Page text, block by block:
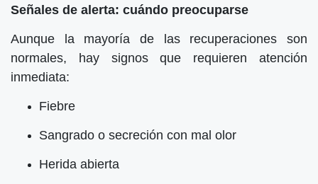
Señales de alerta: cuándo preocuparse
Aunque la mayoría de las recuperaciones son
normales, hay signos que requieren atención
inmediata:
Fiebre
Sangrado o secreción con mal olor
Herida abierta